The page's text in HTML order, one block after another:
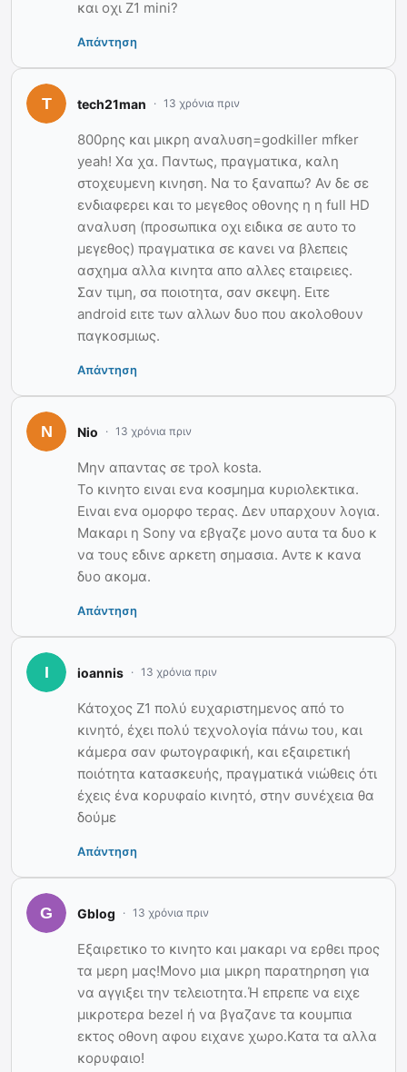
και οχι Ζ1 mini?
Απάντηση
tech21man 13 χρόνια πριν
800ρης και μικρη αναλυση=godkiller mfker
yeah! Χα χα. Παντως, πραγματικα, καλη
στοχευμενη κινηση. Να το ξαναπω? Αν δε σε
ενδιαφερει και το μεγεθος οθονης η η full HD
αναλυση (προσωπικα οχι ειδικα σε αυτο το
μεγεθος) πραγματικα σε κανει να βλεπεις
ασχημα αλλα κινητα απο αλλες εταιρειες.
Σαν τιμη, σα ποιοτητα, σαν σκεψη. Ειτε
android ειτε των αλλων δυο που ακολοθουν
παγκοσμιως.
Απάντηση
Nio 13 χρόνια πριν
Μην απαντας σε τρολ kosta.
Το κινητο ειναι ενα κοσμημα κυριολεκτικα.
Ειναι ενα ομορφο τερας. Δεν υπαρχουν λογια.
Μακαρι η Sony να εβγαζε μονο αυτα τα δυο κ
να τους εδινε αρκετη σημασια. Αντε κ κανα
δυο ακομα.
Απάντηση
ioannis 13 χρόνια πριν
Κάτοχος Z1 πολύ ευχαριστημενος από το
κινητό, έχει πολύ τεχνολογία πάνω του, και
κάμερα σαν φωτογραφική, και εξαιρετική
ποιότητα κατασκευής, πραγματικά νιώθεις ότι
έχεις ένα κορυφαίο κινητό, στην συνέχεια θα
δούμε
Απάντηση
Gblog 13 χρόνια πριν
Εξαιρετικο το κινητο και μακαρι να ερθει προς
τα μερη μας!Μονο μια μικρη παρατηρηση για
να αγγιξει την τελειοτητα.Ή επρεπε να ειχε
μικροτερα bezel ή να βγαζανε τα κουμπια
εκτος οθονη αφου ειχανε χωρο.Κατα τα αλλα
κορυφαιο!